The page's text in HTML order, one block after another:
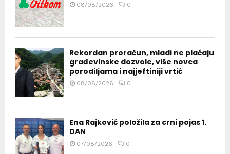
08/08/2026 0
Rekordan proračun, mladi ne plaćaju
građevinske dozvole, više novca
porodiljama i najjeftiniji vrtić
08/08/2026 0
Ena Rajković položila za crni pojas 1.
DAN
07/08/2026 0